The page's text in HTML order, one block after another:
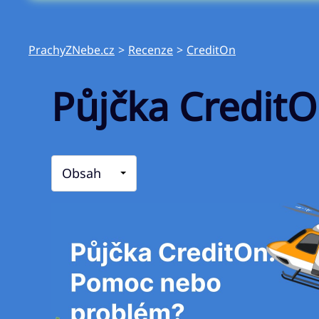
PrachyZNebe.cz > Recenze > CreditOn
Půjčka
Obsah